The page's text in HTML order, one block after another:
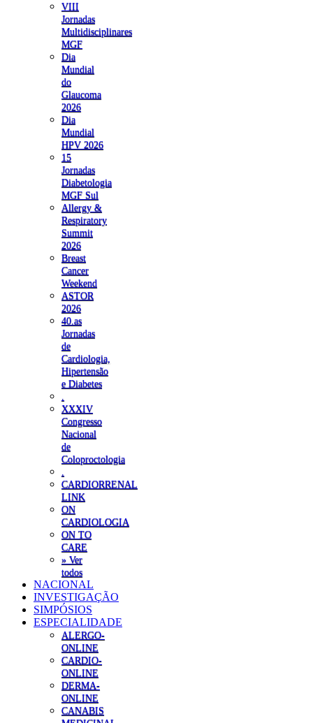
VIII
Jornadas
Multidisciplinares
MGF
Dia
Mundial
do
Glaucoma
2026
Dia
Mundial
HPV 2026
15
Jornadas
Diabetologia
MGF Sul
Allergy &
Respiratory
Summit
2026
Breast
Cancer
Weekend
ASTOR
2026
40.as
Jornadas
de
Cardiologia,
Hipertensão
e Diabetes
XXXIV
Congresso
Nacional
de
Coloproctologia
CARDIORRENAL
LINK
ON
CARDIOLOGIA
ON TO
CARE
» Ver
todos
NACIONAL
INVESTIGAÇÃO
SIMPÓSIOS
ESPECIALIDADE
ALERGO-
ONLINE
CARDIO-
ONLINE
DERMA-
ONLINE
CANABIS